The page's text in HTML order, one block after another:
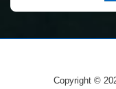
Copyright ©